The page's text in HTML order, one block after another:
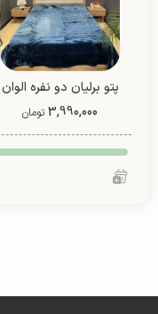
پتو برلیان دو نفره الوان
3,990,000 تومان